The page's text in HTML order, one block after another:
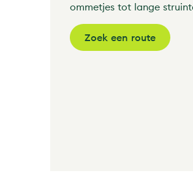
ommetjes tot lange
Zoek een route